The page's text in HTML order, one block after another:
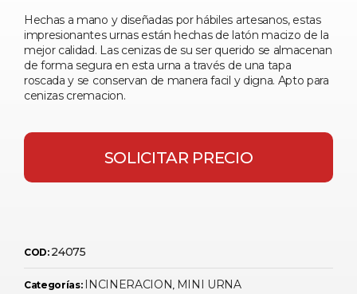
Hechas a mano y diseñadas por hábiles artesanos, estas
impresionantes urnas están hechas de latón macizo de la
mejor calidad. Las cenizas de su ser querido se almacenan
de forma segura en esta urna a través de una tapa
roscada y se conservan de manera facil y digna. Apto para
cenizas cremacion.
SOLICITAR PRECIO
COD: 24075
Categorías: INCINERACION, MINI URNA